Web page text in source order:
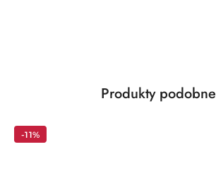
Pomiń karuzelę produktów
Produkty
Produkty podobne
-11%